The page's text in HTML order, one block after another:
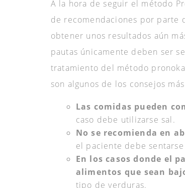
A la hora de seguir el método
de recomendaciones por parte
obtener unos resultados aún
pautas únicamente deben ser
tratamiento del método
son algunos de los consejos
Las comidas pueden
caso debe utilizarse sal.
No se recomienda en
el paciente debe
En los casos donde el
alimentos que sean
tipo de verduras.